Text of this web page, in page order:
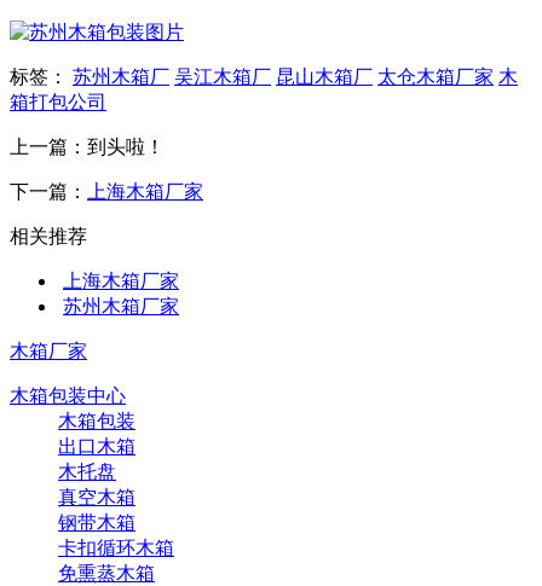
标签： 苏州木箱厂 吴江木箱厂 昆山木箱厂 太仓木箱厂家 木
箱打包公司
上一篇：到头啦！
下一篇： 上海木箱厂家
相关推荐
上海木箱厂家
苏州木箱厂家
木箱厂家
木箱包装中心
木箱包装
出口木箱
木托盘
真空木箱
钢带木箱
卡扣循环木箱
免熏蒸木箱